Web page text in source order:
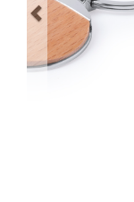
Tecnología